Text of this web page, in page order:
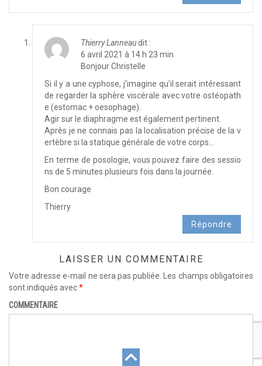
Thierry Lanneaudit :
6 avril 2021 à 14 h 23 min
Bonjour Christelle
Si il y a une cyphose, j’imagine qu’il serait intéressant
de regarder la sphère viscérale avec votre ostéopath
e (estomac + oesophage).
Agir sur le diaphragme est également pertinent.
Après je ne connais pas la localisation précise de la v
ertèbre si la statique générale de votre corps…
En terme de posologie, vous pouvez faire des sessio
ns de 5 minutes plusieurs fois dans la journée.
Bon courage
Thierry
Répondre
LAISSER UN COMMENTAIRE
Votre adresse e-mail ne sera pas publiée. Les champs obligatoires
sont indiqués avec*
COMMENTAIRE